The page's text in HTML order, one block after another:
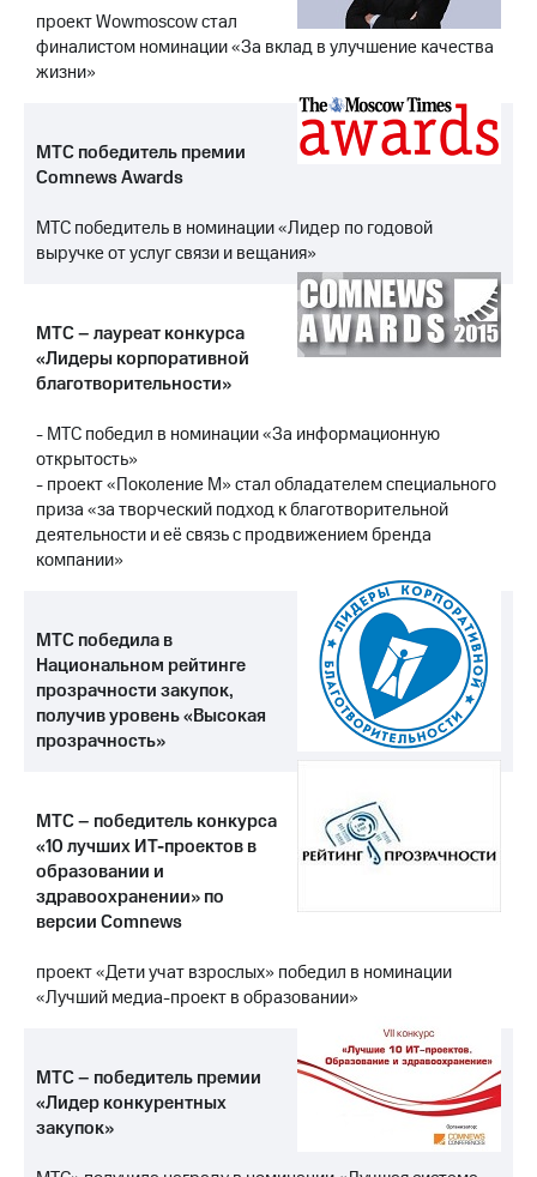
Порядок
выкупа
Описание
Уведомление
о
Другое
Регистратор
Контакты
развитие
деловая этика
На главную
проект Wowmoscow стал
финалистом номинации «За вклад в улучшение качества
жизни»
МТС победитель премии
Comnews Awards
МТС победитель в номинации «Лидер по годовой
выручке от услуг связи и вещания»
МТС – лауреат конкурса
«Лидеры корпоративной
благотворительности»
- МТС победил в номинации «За информационную
открытость»
- проект «Поколение М» стал обладателем специального
приза «за творческий подход к благотворительной
деятельности и её связь с продвижением бренда
компании»
МТС победила в
Национальном рейтинге
прозрачности закупок,
получив уровень «Высокая
прозрачность»
МТС – победитель конкурса
«10 лучших ИТ-проектов в
образовании и
здравоохранении» по
версии Comnews
проект «Дети учат взрослых» победил в номинации
«Лучший медиа-проект в образовании»
МТС – победитель премии
«Лидер конкурентных
закупок»